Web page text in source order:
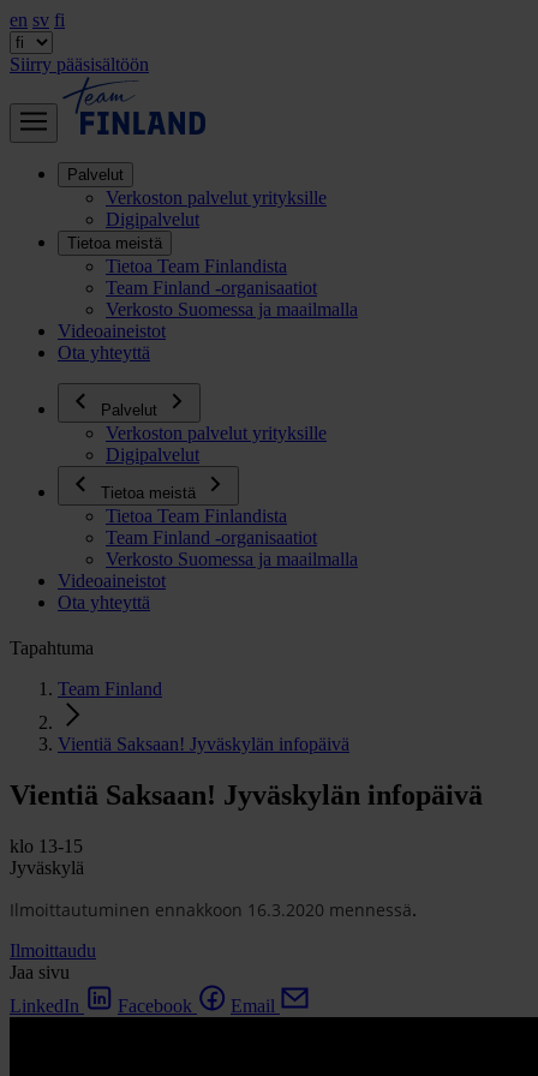
en sv fi
Siirry pääsisältöön
Palvelut
Verkoston palvelut yrityksille
Digipalvelut
Tietoa meistä
Tietoa Team Finlandista
Team Finland -organisaatiot
Verkosto Suomessa ja maailmalla
Videoaineistot
Ota yhteyttä
Palvelut
Verkoston palvelut yrityksille
Digipalvelut
Tietoa meistä
Tietoa Team Finlandista
Team Finland -organisaatiot
Verkosto Suomessa ja maailmalla
Videoaineistot
Ota yhteyttä
Tapahtuma
Team Finland
Vientiä Saksaan! Jyväskylän infopäivä
Vientiä Saksaan! Jyväskylän infopäivä
klo 13-15
Jyväskylä
Ilmoittautuminen ennakkoon 16.3.2020 mennessä.
Ilmoittaudu
Jaa sivu
LinkedIn
Facebook Email